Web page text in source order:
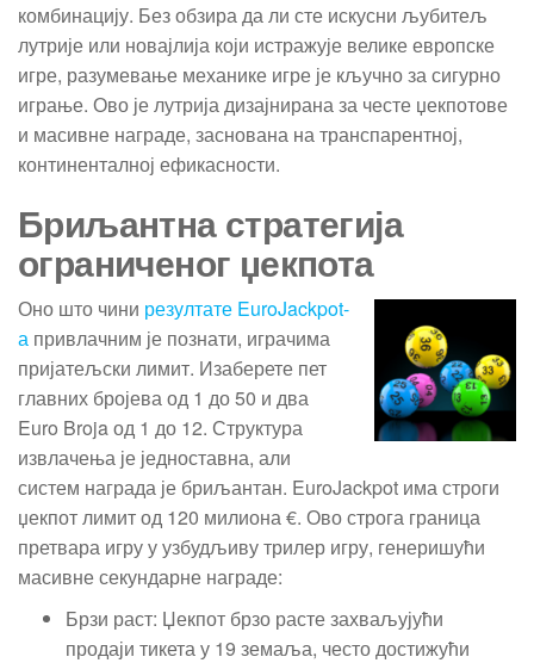
комбинацију. Без обзира да ли сте искусни љубитељ
лутрије или новајлија који истражује велике европске
игре, разумевање механике игре је кључно за сигурно
играње. Ово је лутрија дизајнирана за честе џекпотове
и масивне награде, заснована на транспарентној,
континенталној ефикасности.
Бриљантна стратегија
ограниченог џекпота
Оно што чини резултате EuroJackpot-
а привлачним је познати, играчима
пријатељски лимит. Изаберете пет
главних бројева од 1 до 50 и два
Euro Broja од 1 до 12. Структура
извлачења је једноставна, али
систем награда је бриљантан. EuroJackpot има строги
џекпот лимит од 120 милиона €. Ово строга граница
претвара игру у узбудљиву трилер игру, генеришући
масивне секундарне награде:
Брзи раст: Џекпот брзо расте захваљујући
продаји тикета у 19 земаља, често достижући